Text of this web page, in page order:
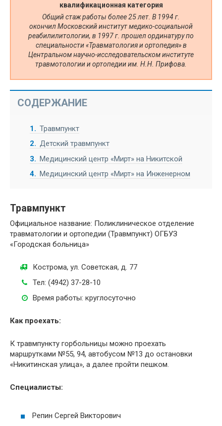
квалификационная категория
Общий стаж работы более 25 лет. В 1994 г.
окончил Московский институт медико-социальной
реабилилитологии, в 1997 г. прошел ординатуру по
специальности «Травматология и ортопедия» в
Центральном научно-исследовательском институте
травмотологии и ортопедии им. Н.Н. Прифова.
СОДЕРЖАНИЕ
1
Травмпункт
2
Детский травмпункт
3
Медицинский центр «Мирт» на Никитской
4
Медицинский центр «Мирт» на Инженерном
Травмпункт
Официальное название: Поликлиническое отделение
травматологии и ортопедии (Травмпункт) ОГБУЗ
«Городская больница»
Кострома, ул. Советская, д. 77
Тел: (4942) 37-28-10
Время работы: круглосуточно
Как проехать:
К травмпункту горбольницы можно проехать
маршрутками №55, 94, автобусом №13 до остановки
«Никитинская улица», а далее пройти пешком.
Специалисты:
Репин Сергей Викторович